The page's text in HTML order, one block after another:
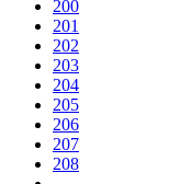
200
201
202
203
204
205
206
207
208